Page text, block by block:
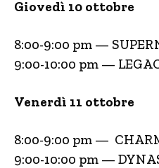
Giovedì 10 ottobre
8:00-9:00 pm —
9:00-10:00 pm —
Venerdì 11 ottobre
8:00-9:00 pm —
9:00-10:00 pm —